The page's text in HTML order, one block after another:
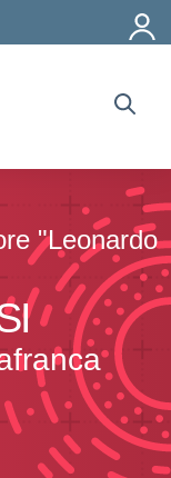
"Leonardo